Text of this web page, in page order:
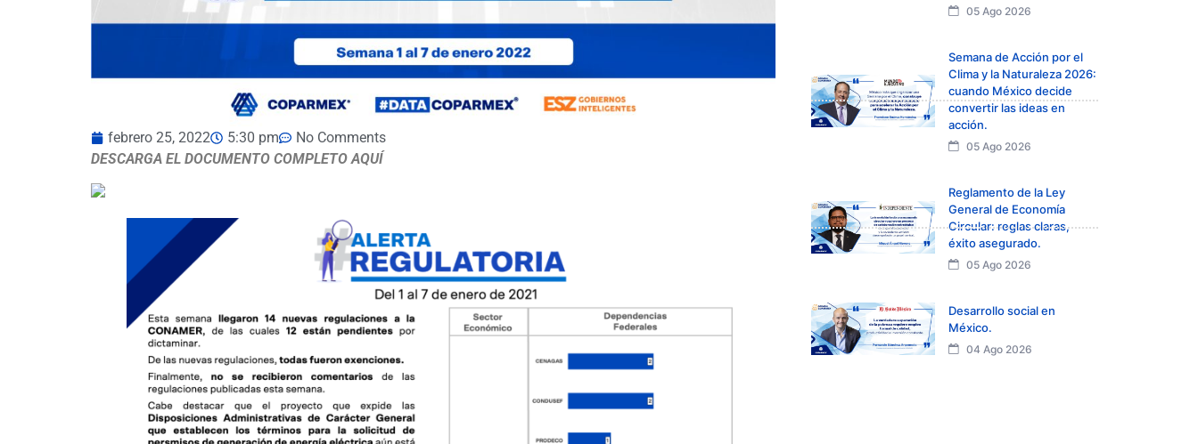
febrero 25, 2022 5:30 pm
No Comments
DESCARGA EL DOCUMENTO COMPLETO AQUÍ
05 Ago 2026
Semana de Acción por el
Clima y la Naturaleza 2026:
cuando México decide
convertir las ideas en
acción.
05 Ago 2026
Reglamento de la Ley
General de Economía
Circular: reglas claras,
éxito asegurado.
05 Ago 2026
Desarrollo social en
México.
04 Ago 2026